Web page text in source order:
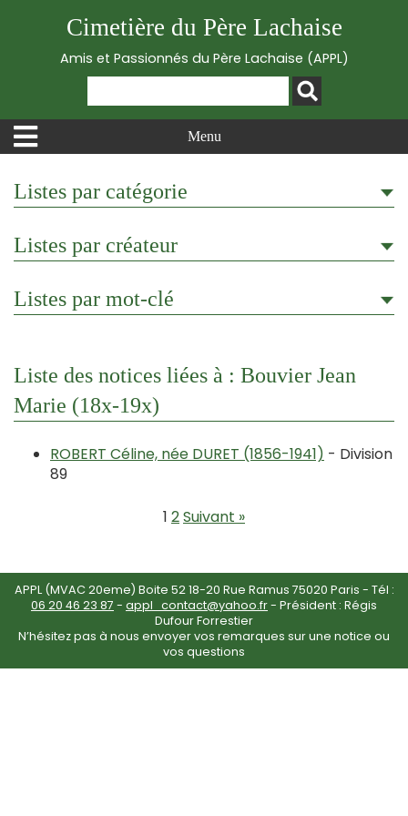
Cimetière du Père Lachaise
Amis et Passionnés du Père Lachaise (APPL)
Menu
Listes par catégorie
Listes par créateur
Listes par mot-clé
Liste des notices liées à : Bouvier Jean
Marie (18x-19x)
ROBERT Céline, née DURET (1856-1941) - Division
89
1 2Suivant »
APPL (MVAC 20eme) Boite 52 18-20 Rue Ramus 75020 Paris - Tél :
06 20 46 23 87 - appl_contact@yahoo.fr- Président : Régis
Dufour Forrestier
N’hésitez pas à nous envoyer vos remarques sur une notice ou
vos questions